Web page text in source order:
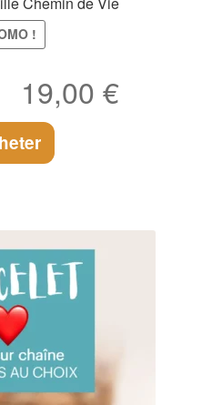
!
Le
prix
initial
était :
19,00€Le